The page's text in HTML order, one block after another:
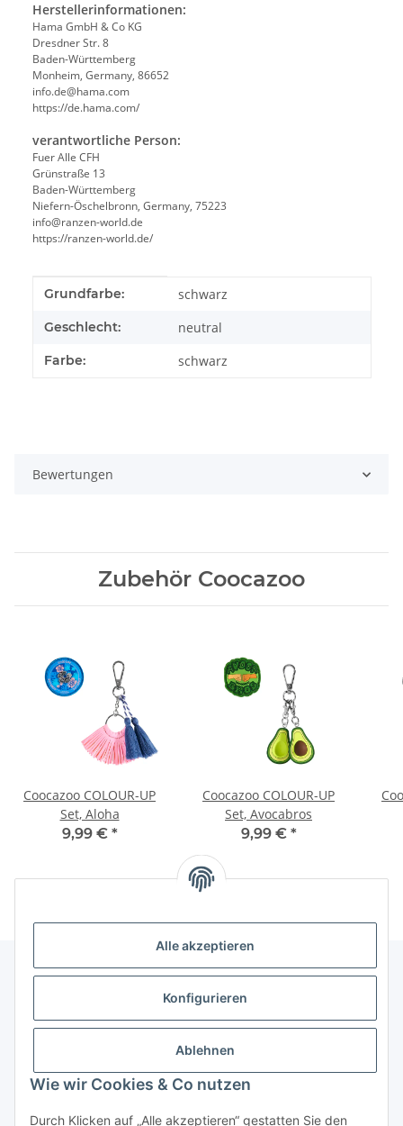
Alle akzeptieren
Konfigurieren
Ablehnen
Wie wir Cookies & Co nutzen
Durch Klicken auf „Alle akzeptieren“ gestatten Sie den
Herstellerinformationen:
Hama GmbH & Co KG
Dresdner Str. 8
Baden-Württemberg
Monheim, Germany, 86652
info.de@hama.com
https://de.hama.com/
verantwortliche Person:
Fuer Alle CFH
Grünstraße 13
Baden-Württemberg
Niefern-Öschelbronn, Germany, 75223
info@ranzen-world.de
https://ranzen-world.de/
Produkteigenschaft
Wert
Grundfarbe: schwarz
Geschlecht: neutral
Farbe: schwarz
Bewertungen
Zubehör Coocazoo
Coocazoo COLOUR-UP
Set, Aloha
9,99 € *
Coocazoo COLOUR-UP
Set, Avocabros
9,99 € *
Gesetzliche Informationen
Vertrag widerrufen